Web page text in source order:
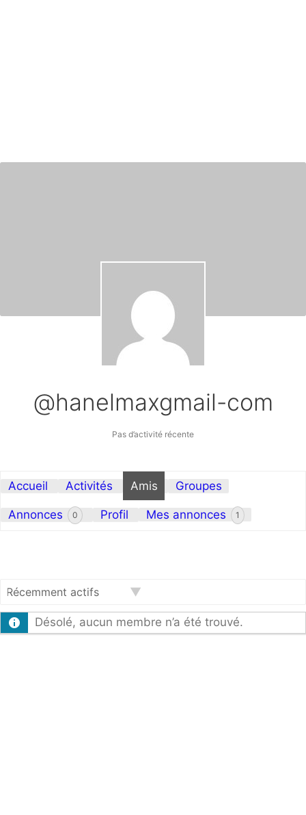
@hanelmaxgmail-com
Pas d’activité récente
Accueil Activités Amis Groupes
Annonces 0 Profil Mes annonces 1
par
Désolé, aucun membre n’a été trouvé.